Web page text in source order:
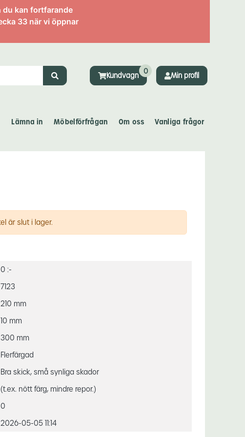
du kan fortfarande
33 när vi öppnar
Kundvagn
0
Min profil
Lämna in Möbelförfrågan Om oss Vanliga frågor
är slut i lager.
0 :-
7123
210 mm
10 mm
300 mm
Flerfärgad
Bra skick, små synliga skador
(t.ex. nött färg, mindre repor.)
0
2026-05-05 11:14